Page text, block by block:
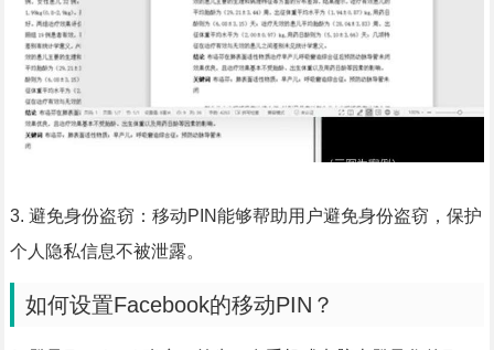
3. 避免身份盗窃：移动PIN能够帮助用户避免身份盗窃，保护
个人隐私信息不被泄露。
如何设置Facebook的移动PIN？